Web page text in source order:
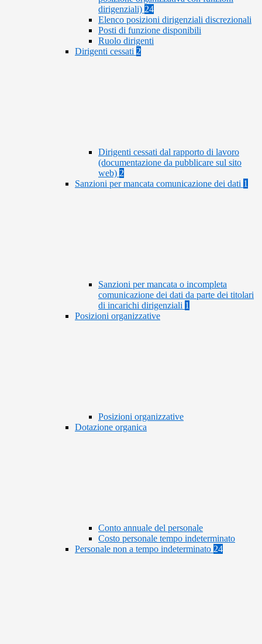
dirigenziali) 24
Elenco posizioni dirigenziali discrezionali
Posti di funzione disponibili
Ruolo dirigenti
Dirigenti cessati 2
Dirigenti cessati dal rapporto di lavoro
(documentazione da pubblicare sul sito
web) 2
Sanzioni per mancata comunicazione dei dati 1
Sanzioni per mancata o incompleta
comunicazione dei dati da parte dei titolari
di incarichi dirigenziali 1
Posizioni organizzative
Posizioni organizzative
Dotazione organica
Conto annuale del personale
Costo personale tempo indeterminato
Personale non a tempo indeterminato 24